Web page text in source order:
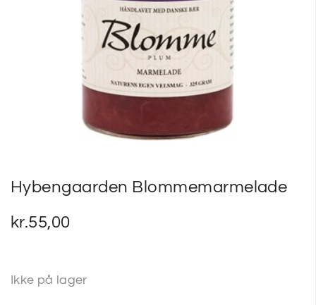
Hybengaarden Blommemarmelade
kr.55,00
Ikke på lager